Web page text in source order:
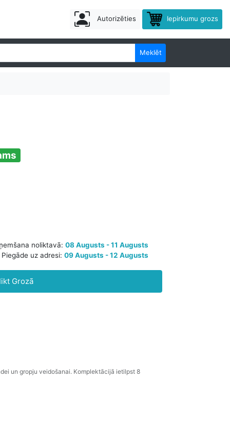
Autorizēties Iepirkumu grozs
Meklēt
saņemšana noliktavā:08 Augusts - 11 Augusts
Grozā
un gropju veidošanai. Komplektācijā ietilpst 8